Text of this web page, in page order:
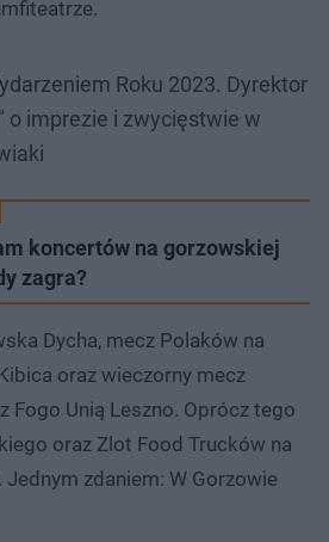
Roku 2023. Dyrektor
o imprezie i zwycięstwie w
koncertów na gorzowskiej
zagra?
Dycha, mecz Polaków na
oraz wieczorny mecz
Fogo Unią Leszno. Oprócz tego
oraz Zlot Food Trucków na
zdaniem: W Gorzowie